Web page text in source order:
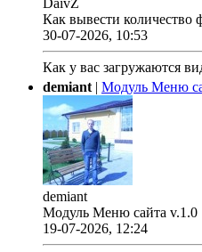
Как вывести количество
30-07-2026, 10:53
Как у вас загружаются
demiant | Модуль Меню
demiant
Модуль Меню сайта v.1.0
19-07-2026, 12:24